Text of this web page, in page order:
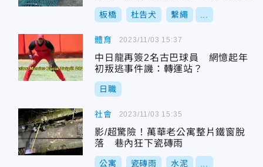
入
板橋 杜告犬 繫繩
體育
中日龍再簽2名古巴球員 網憶起年
初叛逃事件譏：轉運站？
日職
2023/11/03 15:37
社會
影/超驚險！萬華老公寓整片鐵窗脫
落 巷內狂下瓷磚雨
公寓 瓷磚雨 水泥
2023/11/03 15:35